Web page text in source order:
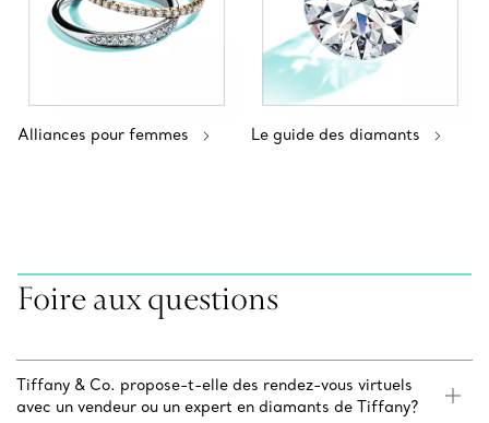
Alliances pour femmes Le guide des diamants
Foire aux questions
Tiffany & Co. propose-t-elle des rendez-vous virtuels
avec un vendeur ou un expert en diamants de Tiffany?